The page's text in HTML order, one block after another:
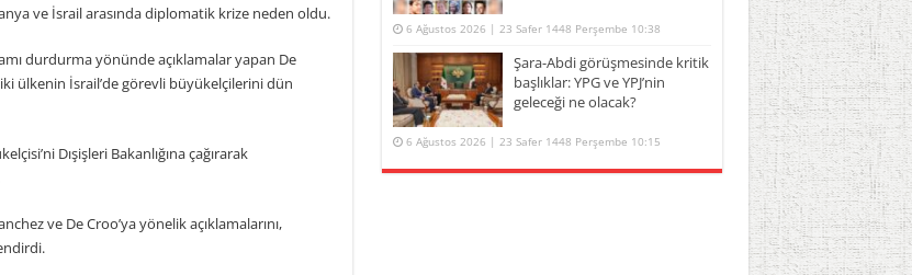
ve İsrail arasında diplomatik krize neden oldu.
durdurma yönünde açıklamalar yapan De
ülkenin İsrail’de görevli büyükelçilerini dün
Dışişleri Bakanlığına çağırarak
ve De Croo’ya yönelik açıklamalarını,
6 Ağustos 2026 | 23 Safer 1448 Perşembe 10:38
Şara-Abdi görüşmesinde kritik
başlıklar: YPG ve YPJ’nin
geleceği ne olacak?
6 Ağustos 2026 | 23 Safer 1448 Perşembe 10:15